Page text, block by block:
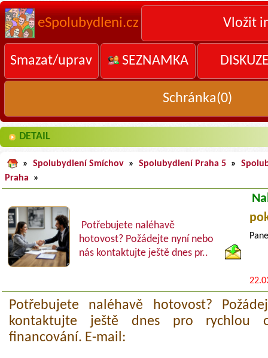
eSpolubydleni.cz Vložit
Smazat/uprav SEZNAMKA
Schránka(0)
DETAIL
» Spolubydlení Smíchov » Spolubydlení Praha 5 »
Praha
»
Potřebujete naléhavě
hotovost? Požádejte nyní nebo
nás kontaktujte ještě dnes pr..
Potřebujete naléhavě hotovost?
kontaktujte ještě dnes pro rychlou
financování. E-mail: